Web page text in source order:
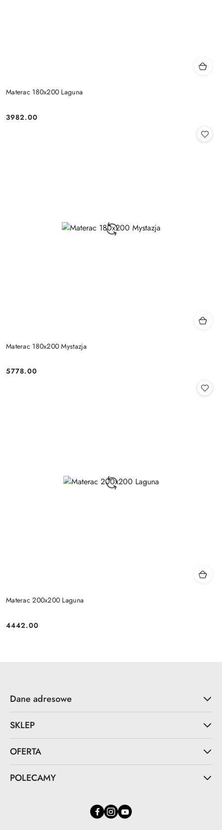
Materac 180x200 Laguna
Cena:
3982.00
Materac 180x200 Mystazja
Cena:
5778.00
Materac 200x200 Laguna
Cena:
4442.00
Dane adresowe
SKLEP
OFERTA
POLECAMY